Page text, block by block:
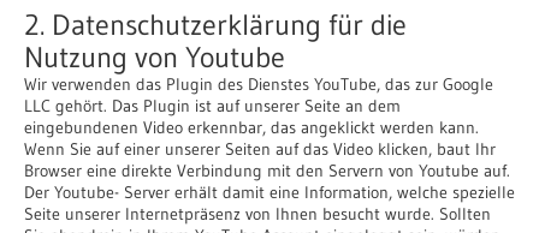
2. Datenschutzerklärung für die
Nutzung von Youtube
Wir verwenden das Plugin des Dienstes YouTube, das zur Google
LLC gehört. Das Plugin ist auf unserer Seite an dem
eingebundenen Video erkennbar, das angeklickt werden kann.
Wenn Sie auf einer unserer Seiten auf das Video klicken, baut Ihr
Browser eine direkte Verbindung mit den Servern von Youtube auf.
Der Youtube- Server erhält damit eine Information, welche spezielle
Seite unserer Internetpräsenz von Ihnen besucht wurde. Sollten